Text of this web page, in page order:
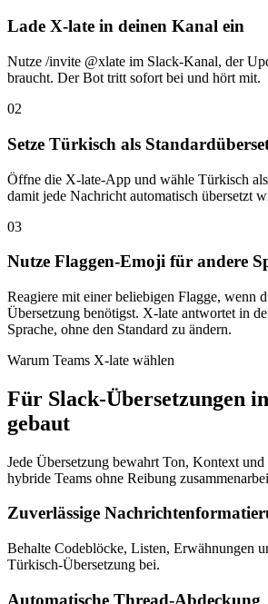
Lade X-late in deinen Kanal ein
Nutze /invite @xlate im Slack-Kanal, der
braucht. Der Bot tritt sofort bei und hört mit.
02
Setze Türkisch als
Öffne die X-late-App und wähle Türkisch als
damit jede Nachricht automatisch übersetzt
03
Nutze Flaggen-Emoji für andere
Reagiere mit einer beliebigen Flagge, wenn
Übersetzung benötigst. X-late antwortet in
Sprache, ohne den Standard zu ändern.
Warum Teams X-late wählen
Für Slack-Übersetzungen
gebaut
Jede Übersetzung bewahrt Ton, Kontext
hybride Teams ohne Reibung
Zuverlässige
Behalte Codeblöcke, Listen, Erwähnungen
Türkisch-Übersetzung bei.
Automatische Thread-Abdeckung